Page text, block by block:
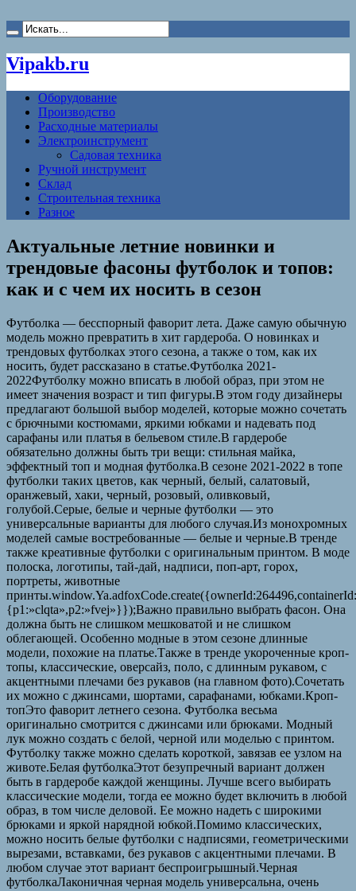
Vipakb.ru
Оборудование
Производство
Расходные материалы
Электроинструмент
Садовая техника
Ручной инструмент
Склад
Строительная техника
Разное
Актуальные летние новинки и
трендовые фасоны футболок и топов:
как и с чем их носить в сезон
Футболка — бесспорный фаворит лета. Даже самую обычную
модель можно превратить в хит гардероба. О новинках и
трендовых футболках этого сезона, а также о том, как их
носить, будет рассказано в статье.Футболка 2021-
2022Футболку можно вписать в любой образ, при этом не
имеет значения возраст и тип фигуры.В этом году дизайнеры
предлагают большой выбор моделей, которые можно сочетать
с брючными костюмами, яркими юбками и надевать под
сарафаны или платья в бельевом стиле.В гардеробе
обязательно должны быть три вещи: стильная майка,
эффектный топ и модная футболка.В сезоне 2021-2022 в топе
футболки таких цветов, как черный, белый, салатовый,
оранжевый, хаки, черный, розовый, оливковый,
голубой.Серые, белые и черные футболки — это
универсальные варианты для любого случая.Из монохромных
моделей самые востребованные — белые и черные.В тренде
также креативные футболки с оригинальным принтом. В моде
полоска, логотипы, тай-дай, надписи, поп-арт, горох,
портреты, животные
{p1:»clqta»,p2:»fvej»}});Важно правильно выбрать фасон. Она
должна быть не слишком мешковатой и не слишком
облегающей. Особенно модные в этом сезоне длинные
модели, похожие на платье.Также в тренде укороченные кроп-
топы, классические, оверсайз, поло, с длинным рукавом, с
акцентными плечами без рукавов (на главном фото).Сочетать
их можно с джинсами, шортами, сарафанами, юбками.Кроп-
топЭто фаворит летнего сезона. Футболка весьма
оригинально смотрится с джинсами или брюками. Модный
лук можно создать с белой, черной или моделью с принтом.
Футболку также можно сделать короткой, завязав ее узлом на
животе.Белая футболкаЭтот безупречный вариант должен
быть в гардеробе каждой женщины. Лучше всего выбирать
классические модели, тогда ее можно будет включить в любой
образ, в том числе деловой. Ее можно надеть с широкими
брюками и яркой нарядной юбкой.Помимо классических,
можно носить белые футболки с надписями, геометрическими
вырезами, вставками, без рукавов с акцентными плечами. В
любом случае этот вариант беспроигрышный.Черная
футболкаЛаконичная черная модель универсальна, очень